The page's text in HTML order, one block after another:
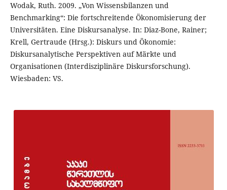
Wodak, Ruth. 2009. „Von Wissensbilanzen und
Benchmarking“: Die fortschreitende Ökonomisierung der
Universitäten. Eine Diskursanalyse. In: Diaz-Bone, Rainer;
Krell, Gertraude (Hrsg.): Diskurs und Ökonomie:
Diskursanalytische Perspektiven auf Märkte und
Organisationen (Interdisziplinäre Diskursforschung).
Wiesbaden: VS.